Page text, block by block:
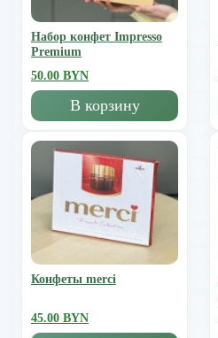
Набор конфет Impresso
Premium
50.00 BYN
В корзину
Конфеты merci
45.00 BYN